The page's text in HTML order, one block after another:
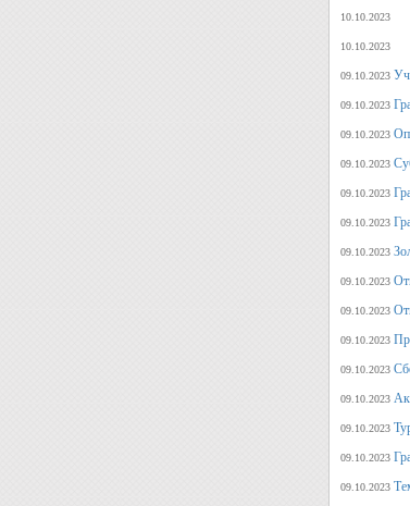
10.10.2023
10.10.2023
09.10.2023
09.10.2023
09.10.2023
09.10.2023
09.10.2023
09.10.2023
09.10.2023
09.10.2023
09.10.2023
09.10.2023
09.10.2023
09.10.2023
09.10.2023
09.10.2023
09.10.2023